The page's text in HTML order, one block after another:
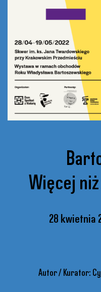
Więcej
28 kwietnia
Autor / Kurator: